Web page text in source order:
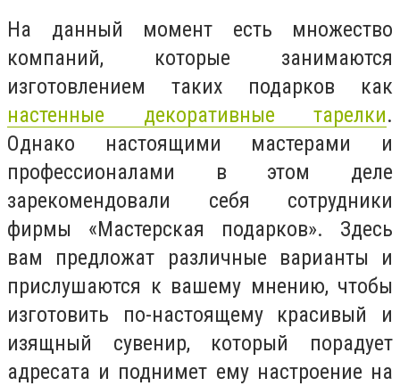
На данный момент есть множество
компаний, которые занимаются
изготовлением таких подарков как
настенные декоративные тарелки.
Однако настоящими мастерами и
профессионалами в этом деле
зарекомендовали себя сотрудники
фирмы «Мастерская подарков». Здесь
вам предложат различные варианты и
прислушаются к вашему мнению, чтобы
изготовить по-настоящему красивый и
изящный сувенир, который порадует
адресата и поднимет ему настроение на